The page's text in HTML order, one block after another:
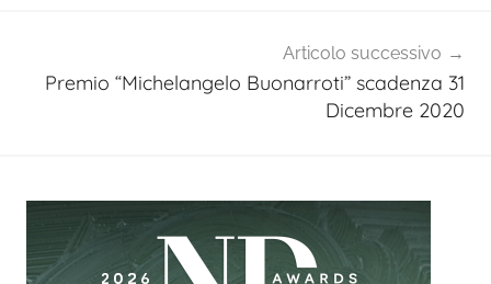
Articolo successivo
Premio “Michelangelo Buonarroti” scadenza 31
Dicembre 2020